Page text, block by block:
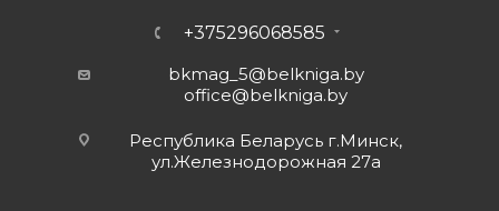
+375296068585
bkmag_5@belkniga.by
office@belkniga.by
Республика Беларусь г.Минск,
ул.Железнодорожная 27а